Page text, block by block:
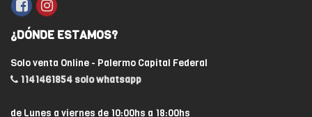
¿DÓNDE ESTAMOS?
Solo venta Online - Palermo Capital Federal
1141461854 solo whatsapp
de Lunes a viernes de 10:00hs a 18:00hs